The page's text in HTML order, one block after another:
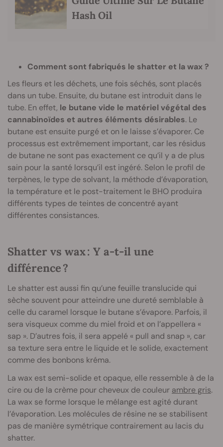
Hash Oil
Comment sont fabriqués le shatter et la wax ?
Les fleurs et les déchets, une fois séchés, sont placés
dans un tube. Ensuite, du butane est introduit dans le
tube. En effet, le butane vide le matériel végétal des
cannabinoïdes et autres éléments désirables. Le
butane est ensuite purgé et on le laisse s’évaporer. Ce
processus est extrêmement important, car les résidus
de butane ne sont pas exactement ce qu’il y a de plus
sain pour la santé lorsqu’il est ingéré. Selon le profil de
terpènes, le type de solvant, la méthode d’évaporation,
la température et le post-traitement le BHO produira
différents types de teintes de concentré ayant
différentes consistances.
Shatter vs wax : Y a-t-il une
différence ?
Le shatter est aussi fin qu’une feuille translucide qui
sèche souvent pour atteindre une dureté semblable à
celle du caramel lorsque le butane s’évapore. Parfois, il
sera visqueux comme du miel froid et on l’appellera «
sap ». D’autres fois, il sera appelé « pull and snap », car
sa texture sera entre le liquide et le solide, exactement
comme des bonbons kréma.
La wax est semi-solide et opaque, elle ressemble à de la
cire ou de la crème pour cheveux de couleur ambre gris.
La wax se forme lorsque le mélange est agité durant
l’évaporation. Les molécules de résine ne se stabilisent
pas de manière symétrique contrairement au lacis du
shatter.